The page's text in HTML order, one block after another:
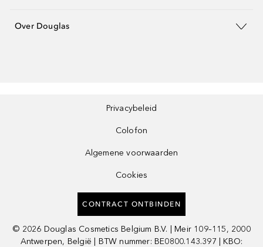
Over Douglas
Privacybeleid
Colofon
Algemene voorwaarden
Cookies
CONTRACT ONTBINDEN
© 2026 Douglas Cosmetics Belgium B.V. | Meir 109–115, 2000
Antwerpen, België | BTW nummer: BE0800.143.397 | KBO: